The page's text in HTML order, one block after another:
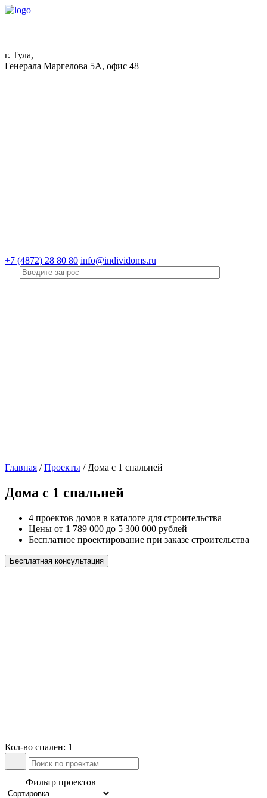
г. Тула,
Генерала Маргелова 5А, офис 48
+7 (4872) 28 80 80 info@individoms.ru
Главная /Проекты / Дома с 1 спальней
Дома с 1 спальней
4 проектов домов в каталоге для строительства
Цены от 1 789 000 до 5 300 000 рублей
Бесплатное проектирование при заказе строительства
Бесплатная консультация
Кол-во спален: 1
Фильтр проектов